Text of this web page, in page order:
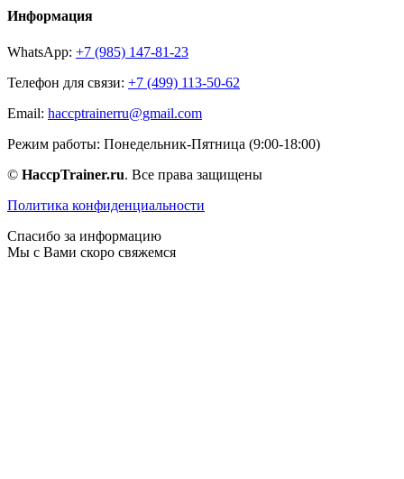
Информация
WhatsApp: +7 (985) 147-81-23
Телефон для связи: +7 (499) 113-50-62
Email: haccptrainerru@gmail.com
Режим работы: Понедельник-Пятница (9:00-18:00)
© HaccpTrainer.ru. Все права защищены
Политика конфиденциальности
Спасибо за информацию
Мы с Вами скоро свяжемся